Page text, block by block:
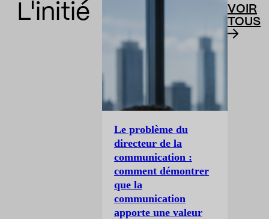
L'initié
Le problème du
directeur de la
communication :
comment démontrer
que la
communication
apporte une valeur
VOIR
TOUS